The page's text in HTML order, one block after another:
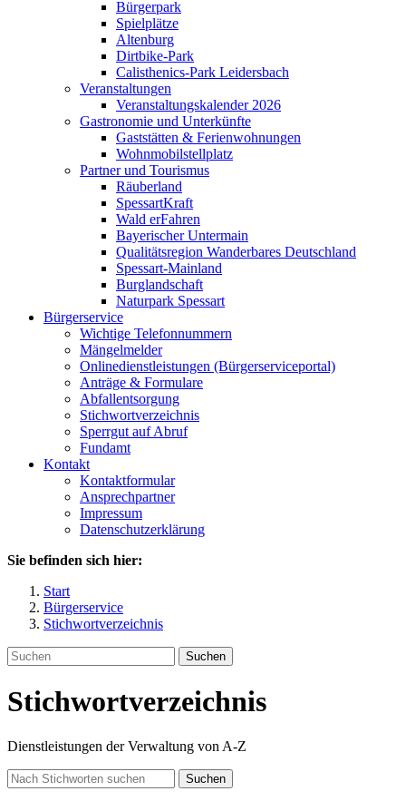
Bürgerpark
Spielplätze
Altenburg
Dirtbike-Park
Calisthenics-Park Leidersbach
Veranstaltungen
Veranstaltungskalender 2026
Gastronomie und Unterkünfte
Gaststätten & Ferienwohnungen
Wohnmobilstellplatz
Partner und Tourismus
Räuberland
SpessartKraft
Wald erFahren
Bayerischer Untermain
Qualitätsregion Wanderbares Deutschland
Spessart-Mainland
Burglandschaft
Naturpark Spessart
Bürgerservice
Wichtige Telefonnummern
Mängelmelder
Onlinedienstleistungen (Bürgerserviceportal)
Anträge & Formulare
Abfallentsorgung
Stichwortverzeichnis
Sperrgut auf Abruf
Fundamt
Kontakt
Kontaktformular
Ansprechpartner
Impressum
Datenschutzerklärung
Sie befinden sich hier:
Start
Bürgerservice
Stichwortverzeichnis
Suchen
Stichwortverzeichnis
Dienstleistungen der Verwaltung von A-Z
Suchen